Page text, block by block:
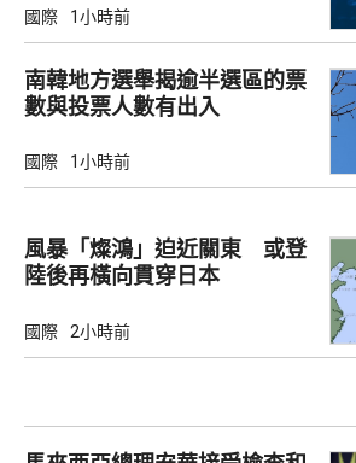
國際 1小時前
南韓地方選舉揭逾半選區的票
數與投票人數有出入
國際 1小時前
風暴「燦鴻」迫近關東 或登
陸後再橫向貫穿日本
國際 2小時前